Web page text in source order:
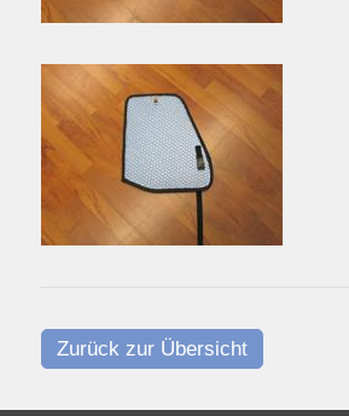
Zurück zur Übersicht